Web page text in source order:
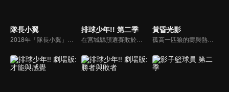
隊長小翼
2018年「隊長小翼」將再度讓世界沸騰！本作描述轉學進入南葛小學的天才足球少年大空翼，在與若林源三、日向小次郎等來自全國的對手們的戰鬥中，逐漸成長蛻變為獨當一面的足球運動員。
排球少年!! 第二季
在宮城縣預選賽敗於青葉城西後，烏野高中排球部為了春季高中排球賽而努力，為了磨練實力，他們參加了由梟谷學園組織，包括音駒高中在內的數所關東高校組成的練習賽團體。透過這次合宿，烏野高中排球部的所有人都得已“進化”，於春季高中排球賽上大放異彩。
黃昏光影
孤高一匹狼的壽與熱愛電影的真央，成為室友的兩人因定下的「承諾」，使兩人慢慢產生變化。電影社社長且受歡迎的仁，與對仁產生對抗心的學弟義一，互相衝突卻也逐被彼此吸引。不愛說話但受到信賴的副社長禮，與新加入的社員詩音，因為偶然的吻而讓兩人開始「交往」。